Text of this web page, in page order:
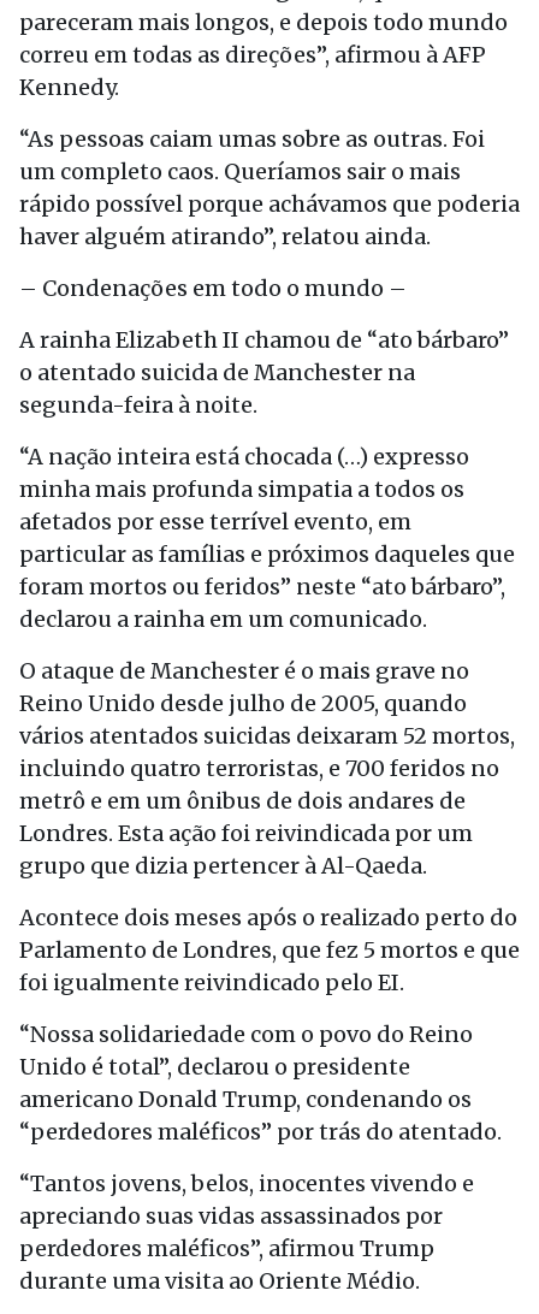
pareceram mais longos, e depois todo mundo
correu em todas as direções”, afirmou à AFP
Kennedy.
“As pessoas caiam umas sobre as outras. Foi
um completo caos. Queríamos sair o mais
rápido possível porque achávamos que poderia
haver alguém atirando”, relatou ainda.
– Condenações em todo o mundo –
A rainha Elizabeth II chamou de “ato bárbaro”
o atentado suicida de Manchester na
segunda-feira à noite.
“A nação inteira está chocada (…) expresso
minha mais profunda simpatia a todos os
afetados por esse terrível evento, em
particular as famílias e próximos daqueles que
foram mortos ou feridos” neste “ato bárbaro”,
declarou a rainha em um comunicado.
O ataque de Manchester é o mais grave no
Reino Unido desde julho de 2005, quando
vários atentados suicidas deixaram 52 mortos,
incluindo quatro terroristas, e 700 feridos no
metrô e em um ônibus de dois andares de
Londres. Esta ação foi reivindicada por um
grupo que dizia pertencer à Al-Qaeda.
Acontece dois meses após o realizado perto do
Parlamento de Londres, que fez 5 mortos e que
foi igualmente reivindicado pelo EI.
“Nossa solidariedade com o povo do Reino
Unido é total”, declarou o presidente
americano Donald Trump, condenando os
“perdedores maléficos” por trás do atentado.
“Tantos jovens, belos, inocentes vivendo e
apreciando suas vidas assassinados por
perdedores maléficos”, afirmou Trump
durante uma visita ao Oriente Médio.